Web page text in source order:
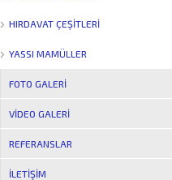
HIRDAVAT ÇEŞİTLERİ
YASSI MAMÜLLER
FOTO GALERI
VIDEO GALERI
REFERANSLAR
İLETIŞIM